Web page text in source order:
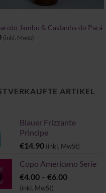
Jambu & Castanha do Pará
(inkl. MwSt)
ARTIKEL
Blauer Frizzante
Principe
€14.90 (inkl. MwSt)
Copo Americano Serie
€4.00 – €6.00
(inkl. MwSt)